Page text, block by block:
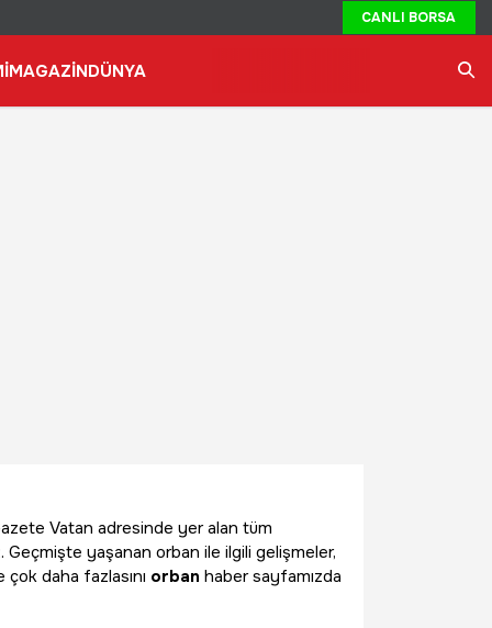
CANLI BORSA
MAGAZİNDÜNYA
Vatan adresinde yer alan tüm
yaşanan orban ile ilgili gelişmeler,
daha fazlasını orban haber sayfamızda